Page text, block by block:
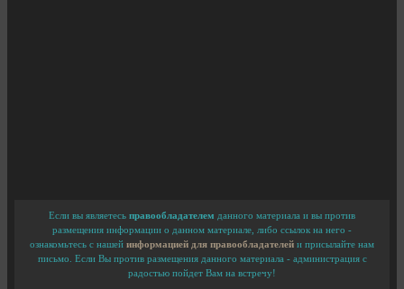
Если вы являетесь правообладателем данного материала и вы против
размещения информации о данном материале, либо ссылок на него -
ознакомьтесь с нашей информацией для правообладателей и присылайте нам
письмо. Если Вы против размещения данного материала - администрация с
радостью пойдет Вам на встречу!